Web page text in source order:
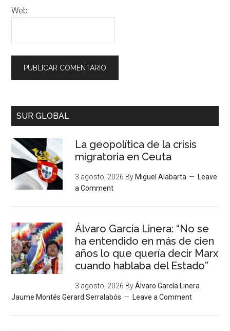
Web
SUR GLOBAL
La geopolítica de la crisis
migratoria en Ceuta
3 agosto, 2026 By Miguel Alabarta
Leave
a Comment
Álvaro García Linera: “No se
ha entendido en más de cien
años lo que quería decir Marx
cuando hablaba del Estado”
3 agosto, 2026 ByÁlvaro García Linera
Jaume Montés Gerard Serralabós
Leave a Comment